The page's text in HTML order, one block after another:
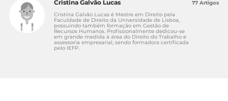
Cristina Galvão Lucas
Cristina Galvão Lucas é Mestre em Direito pela
Faculdade de Direito da Universidade de Lisboa,
possuindo também formação em Gestão de
Recursos Humanos. Profissionalmente dedicou-se
em grande medida à área do Direito do Trabalho e
assessoria empresarial, sendo formadora certificada
pelo IEFP.
77 Artigos